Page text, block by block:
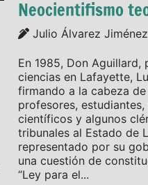
Neocientifismo
Details
Julio Álvarez Jiménez
En 1985, Don Aguillard,
ciencias en Lafayette,
firmando a la cabeza
profesores, estudiantes,
científicos y algunos
tribunales al Estado de
representado por su
una cuestión de
“Ley para el...